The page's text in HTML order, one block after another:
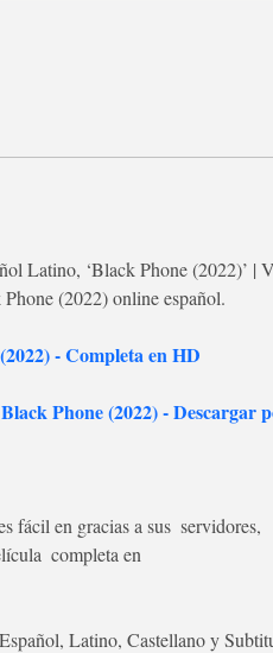
Latino, ‘Black Phone (2022)’ |
(2022) online español.
- Completa en HD
Phone (2022) - Descargar
fácil en gracias a sus  servidores,
completa en
Latino, Castellano y